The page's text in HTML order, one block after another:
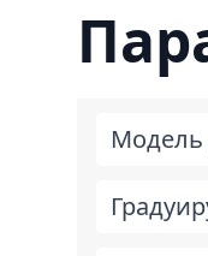
Модель